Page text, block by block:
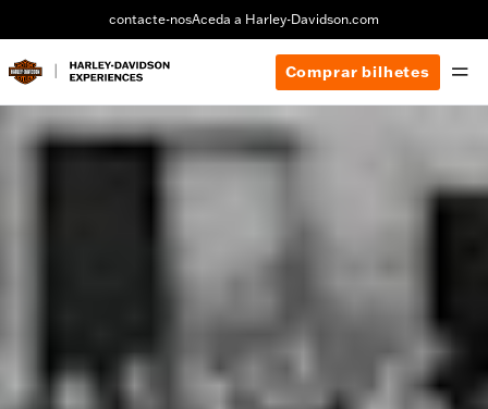
contacte-nosAceda a Harley-Davidson.com
Comprar bilhetes